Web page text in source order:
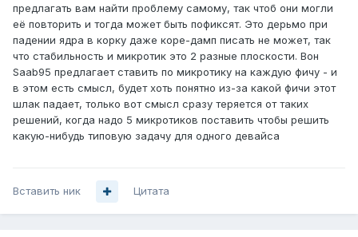
предлагать вам найти проблему самому, так чтоб они могли
её повторить и тогда может быть пофиксят. Это дерьмо при
падении ядра в корку даже коре-дамп писать не может, так
что стабильность и микротик это 2 разные плоскости. Вон
Saab95 предлагает ставить по микротику на каждую фичу - и
в этом есть смысл, будет хоть понятно из-за какой фичи этот
шлак падает, только вот смысл сразу теряется от таких
решений, когда надо 5 микротиков поставить чтобы решить
какую-нибудь типовую задачу для одного девайса
Вставить ник Цитата